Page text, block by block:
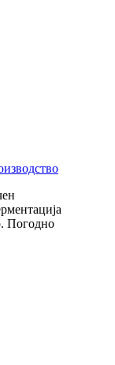
Погодно